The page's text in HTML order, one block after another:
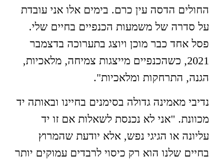
החולים הדסה עין כרם. בימים אלו אני עובדת
על סדרה של משמעות הכנפיים בחיים שלי.
פסל אחד כבר מוכן ויוצג בתערוכה בדצמבר
2021, כשהכנפיים מייצגות צמיחה, מלאכיות,
הגנה, התרחקות ומלאכיות".
נדיבי מאמינה גדולה בסימנים בחיינו ובאותה יד
מכוונת. "אני לא נכנסת לשאלות אם זו יד
עליונה או הגיגי נפש, אלא יודעת שהמרוץ
בחיים שלנו הוא רק כיסוי לרבדים עמוקים יותר